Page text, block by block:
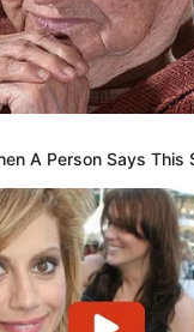
A Person Says This